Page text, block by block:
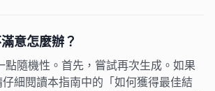
意怎麼辦？
點隨機性。首先，嘗試再次生成。如果
細閱讀本指南中的「如何獲得最佳結